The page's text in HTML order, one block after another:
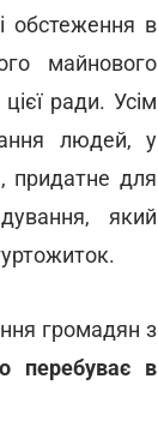
обстеження в
майнового
ради. Усім
людей, у
придатне для
який
громадян з
перебуває в